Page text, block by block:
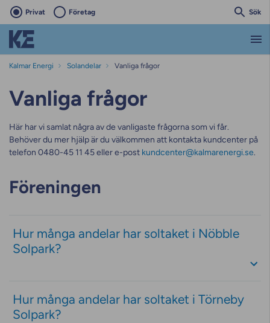
Privat Företag Sök
Kalmar Energi Solandelar Vanliga frågor
Vanliga frågor
Här har vi samlat några av de vanligaste frågorna som vi får.
Behöver du mer hjälp är du välkommen att kontakta kundcenter på
telefon 0480-45 11 45 eller e-post kundcenter@kalmarenergi.se.
Föreningen
Hur många andelar har soltaket i Nöbble
Solpark?
Hur många andelar har soltaket i Törneby
Solpark?